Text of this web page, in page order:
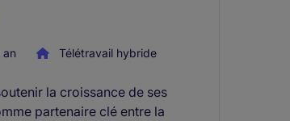
Télétravail hybride
la croissance de ses
partenaire clé entre la